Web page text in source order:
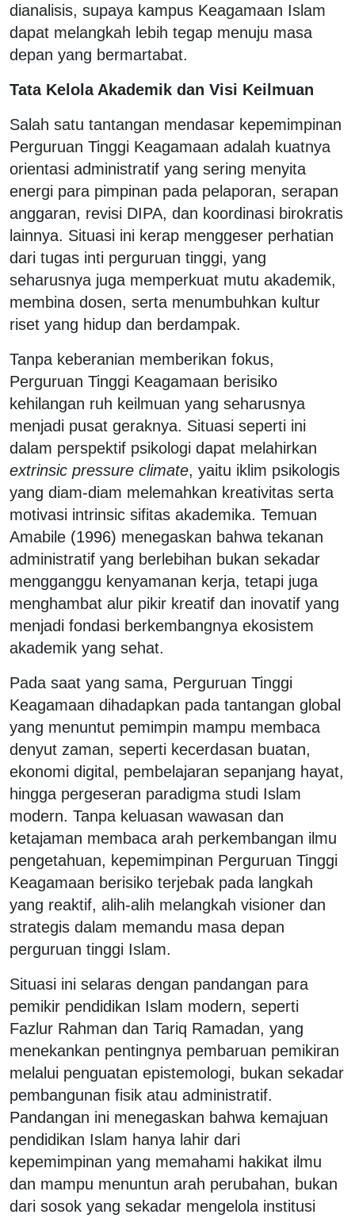
dianalisis, supaya kampus Keagamaan Islam
dapat melangkah lebih tegap menuju masa
depan yang bermartabat.
Tata Kelola Akademik dan Visi Keilmuan
Salah satu tantangan mendasar kepemimpinan
Perguruan Tinggi Keagamaan adalah kuatnya
orientasi administratif yang sering menyita
energi para pimpinan pada pelaporan, serapan
anggaran, revisi DIPA, dan koordinasi birokratis
lainnya. Situasi ini kerap menggeser perhatian
dari tugas inti perguruan tinggi, yang
seharusnya juga memperkuat mutu akademik,
membina dosen, serta menumbuhkan kultur
riset yang hidup dan berdampak.
Tanpa keberanian memberikan fokus,
Perguruan Tinggi Keagamaan berisiko
kehilangan ruh keilmuan yang seharusnya
menjadi pusat geraknya. Situasi seperti ini
dalam perspektif psikologi dapat melahirkan
extrinsic pressure climate, yaitu iklim psikologis
yang diam-diam melemahkan kreativitas serta
motivasi intrinsic sifitas akademika. Temuan
Amabile (1996) menegaskan bahwa tekanan
administratif yang berlebihan bukan sekadar
mengganggu kenyamanan kerja, tetapi juga
menghambat alur pikir kreatif dan inovatif yang
menjadi fondasi berkembangnya ekosistem
akademik yang sehat.
Pada saat yang sama, Perguruan Tinggi
Keagamaan dihadapkan pada tantangan global
yang menuntut pemimpin mampu membaca
denyut zaman, seperti kecerdasan buatan,
ekonomi digital, pembelajaran sepanjang hayat,
hingga pergeseran paradigma studi Islam
modern. Tanpa keluasan wawasan dan
ketajaman membaca arah perkembangan ilmu
pengetahuan, kepemimpinan Perguruan Tinggi
Keagamaan berisiko terjebak pada langkah
yang reaktif, alih-alih melangkah visioner dan
strategis dalam memandu masa depan
perguruan tinggi Islam.
Situasi ini selaras dengan pandangan para
pemikir pendidikan Islam modern, seperti
Fazlur Rahman dan Tariq Ramadan, yang
menekankan pentingnya pembaruan pemikiran
melalui penguatan epistemologi, bukan sekadar
pembangunan fisik atau administratif.
Pandangan ini menegaskan bahwa kemajuan
pendidikan Islam hanya lahir dari
kepemimpinan yang memahami hakikat ilmu
dan mampu menuntun arah perubahan, bukan
dari sosok yang sekadar mengelola institusi